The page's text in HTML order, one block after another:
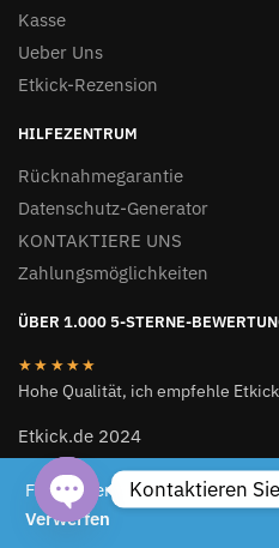
Für begrenzte Zeit 10 %
Verwerfen
Kasse
Ueber Uns
Etkick-Rezension
HILFEZENTRUM
Rücknahmegarantie
Datenschutz-Generator
KONTAKTIERE UNS
Zahlungsmöglichkeiten
ÜBER 1.000 5-STERNE-
★★★★★
Hohe Qualität, ich empfehle
Etkick.de 2024
Kontaktieren